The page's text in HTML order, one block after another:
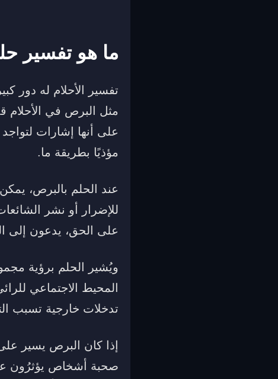
ما هو تفسير
تفسير الأحلام له دور
مثل البرص في الأحلام
على أنها إشارات
مؤذيًا بطريقة ما.
عند الحلم بالبرص،
للإضرار أو نشر
على الحق، يدعون إلى
ويُشير الحلم برؤية
المحيط الاجتماعي
تدخلات خارجية تسبب
إذا كان البرص يسير
صحبة أشخاص يؤثرُون